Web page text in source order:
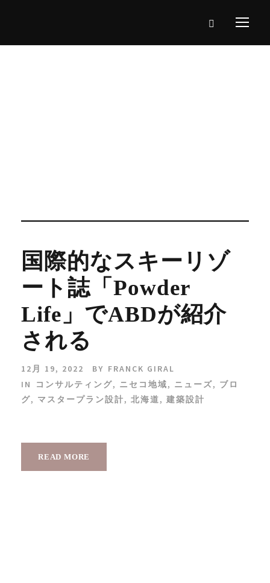
国際的なスキーリゾ
ート誌「Powder
Life」でABDが紹介
される
12月 19, 2022 BY FRANCK GIRAL
IN
コンサルティング, ニセコ地域, ニューズ, ブロ
グ, マスタープラン設計, 北海道, 建築設計
READ MORE